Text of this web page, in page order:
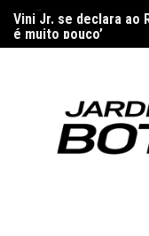
para
o
Vini Jr. se declara ao
é muito pouco’